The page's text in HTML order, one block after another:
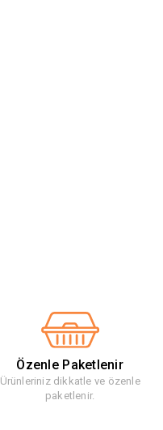
Özenle Paketlenir
Ürünleriniz dikkatle ve özenle
paketlenir.